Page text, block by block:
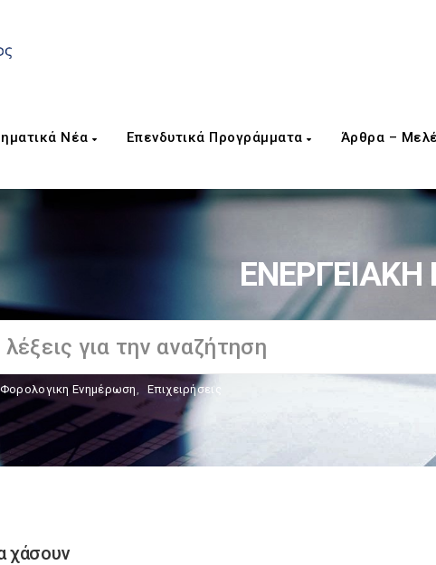
Νέα Επενδυτικά Προγράμματα Άρθρα –
ΕΝΕΡΓΕΙΑΚΗ
Φορολογικη Ενημέρωση, Επιχειρήσεις
χάσουν